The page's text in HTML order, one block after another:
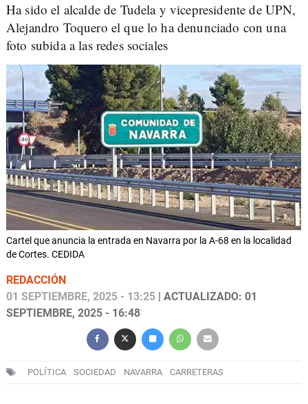
Ha sido el alcalde de Tudela y vicepresidente de UPN,
Alejandro Toquero el que lo ha denunciado con una
foto subida a las redes sociales
Cartel que anuncia la entrada en Navarra por la A-68 en la localidad
de Cortes. CEDIDA
REDACCIÓN
01 SEPTIEMBRE, 2025 - 13:25 | ACTUALIZADO: 01
SEPTIEMBRE, 2025 - 16:48
POLÍTICA SOCIEDAD NAVARRA CARRETERAS